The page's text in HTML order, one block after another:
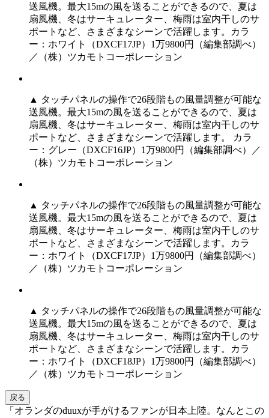
送風機。最大15mの風を送ることができるので、夏は
扇風機、冬はサーキュレーター、梅雨は室内干しのサ
ポートなど、さまざまなシーンで活躍します。カラ
ー：ホワイト（DXCF17JP）1万9800円（編集部調べ）
／（株）ツカモトコーポレーション
▲ タッチパネルの操作で26段階もの風量調整が可能な
送風機。最大15mの風を送ることができるので、夏は
扇風機、冬はサーキュレーター、梅雨は室内干しのサ
ポートなど、さまざまなシーンで活躍します。 カラ
ー：グレー（DXCF16JP）1万9800円（編集部調べ）／
（株）ツカモトコーポレーション
▲ タッチパネルの操作で26段階もの風量調整が可能な
送風機。最大15mの風を送ることができるので、夏は
扇風機、冬はサーキュレーター、梅雨は室内干しのサ
ポートなど、さまざまなシーンで活躍します。カラ
ー：ホワイト（DXCF17JP）1万9800円（編集部調べ）
／（株）ツカモトコーポレーション
▲ タッチパネルの操作で26段階もの風量調整が可能な
送風機。最大15mの風を送ることができるので、夏は
扇風機、冬はサーキュレーター、梅雨は室内干しのサ
ポートなど、さまざまなシーンで活躍します。カラ
ー：ホワイト（DXCF18JP）1万9800円（編集部調べ）
／（株）ツカモトコーポレーション
戻る
「オランダのduuxが手がけるファンが日本上陸。なんとこの